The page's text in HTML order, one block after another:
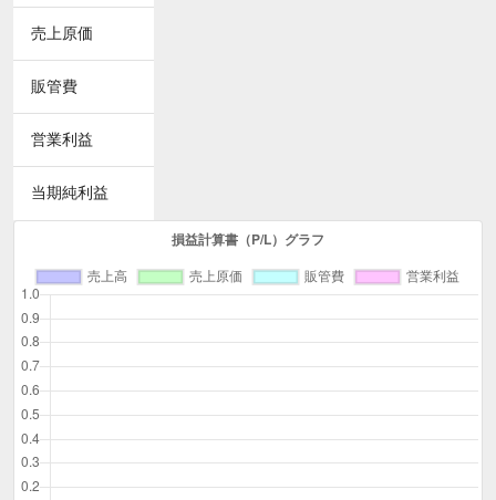
売上原価
販管費
営業利益
当期純利益